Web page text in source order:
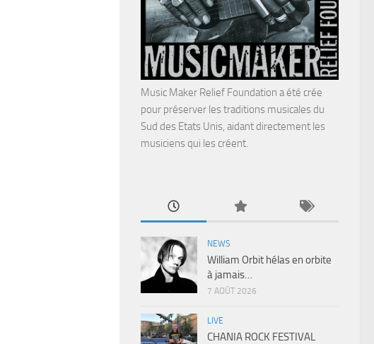
Music Maker Relief Foundation a été crée
pour préserver les traditions musicales du
Sud des Etats Unis, aidant directement les
musiciens qui les créent.
NEWS
William Orbit hélas en orbite
à jamais…
7 AOÛT 2026
LIVE
CHANIA ROCK FESTIVAL